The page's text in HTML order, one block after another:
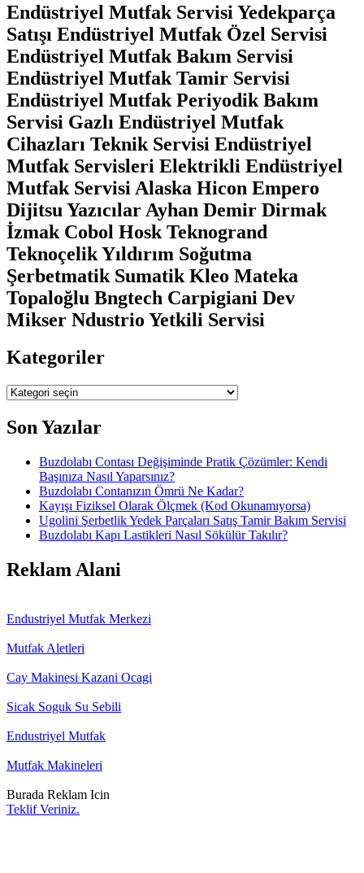
Endüstriyel Mutfak Servisi Yedekparça
Satışı Endüstriyel Mutfak Özel Servisi
Endüstriyel Mutfak Bakım Servisi
Endüstriyel Mutfak Tamir Servisi
Endüstriyel Mutfak Periyodik Bakım
Servisi Gazlı Endüstriyel Mutfak
Cihazları Teknik Servisi Endüstriyel
Mutfak Servisleri Elektrikli Endüstriyel
Mutfak Servisi Alaska Hicon Empero
Dijitsu Yazıcılar Ayhan Demir Dirmak
İzmak Cobol Hosk Teknogrand
Teknoçelik Yıldırım Soğutma
Şerbetmatik Sumatik Kleo Mateka
Topaloğlu Bngtech Carpigiani Dev
Mikser Ndustrio Yetkili Servisi
Kategoriler
Kategoriler
Son Yazılar
Buzdolabı Contası Değişiminde Pratik Çözümler: Kendi
Başınıza Nasıl Yaparsınız?
Buzdolabı Contanızın Ömrü Ne Kadar?
Kayışı Fiziksel Olarak Ölçmek (Kod Okunamıyorsa)
Ugolini Şerbetlik Yedek Parçaları Satış Tamir Bakım Servisi
Buzdolabı Kapı Lastikleri Nasıl Sökülür Takılır?
Reklam Alani
Endustriyel Mutfak Merkezi
Mutfak Aletleri
Cay Makinesi Kazani Ocagi
Sicak Soguk Su Sebili
Endustriyel Mutfak
Mutfak Makineleri
Burada Reklam Icin
Teklif Veriniz.